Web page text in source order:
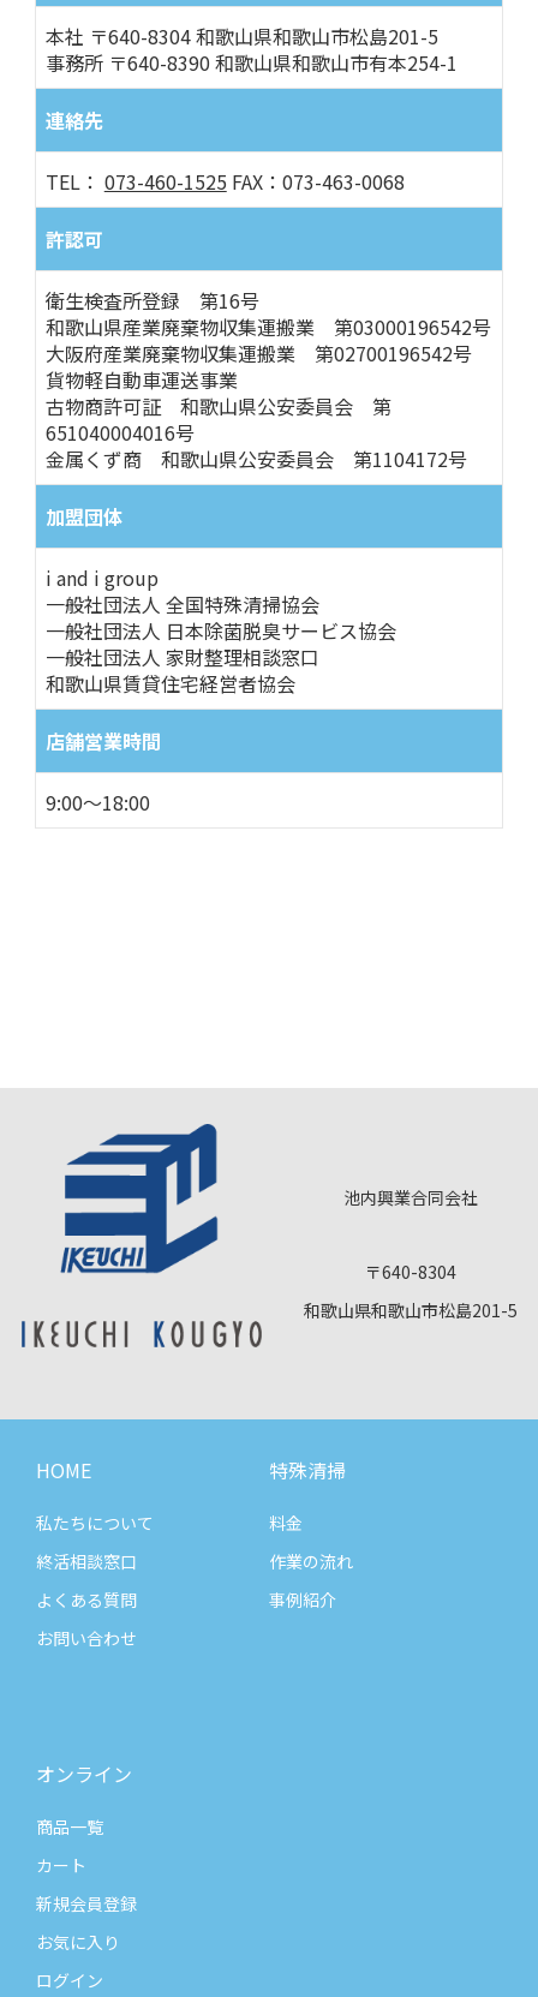
本社 〒640-8304 和歌山県和歌山市松島201-5
事務所 〒640-8390 和歌山県和歌山市有本254-1
連絡先
TEL： 073-460-1525 FAX：073-463-0068
許認可
衛生検査所登録 第16号
和歌山県産業廃棄物収集運搬業 第03000196542号
大阪府産業廃棄物収集運搬業 第02700196542号
貨物軽自動車運送事業
古物商許可証 和歌山県公安委員会 第
651040004016号
金属くず商 和歌山県公安委員会 第1104172号
加盟団体
i and i group
一般社団法人 全国特殊清掃協会
一般社団法人 日本除菌脱臭サービス協会
一般社団法人 家財整理相談窓口
和歌山県賃貸住宅経営者協会
店舗営業時間
9:00～18:00
池内興業合同会社
〒640-8304
和歌山県和歌山市松島201-5
HOME
私たちについて
終活相談窓口
よくある質問
お問い合わせ
特殊清掃
料金
作業の流れ
事例紹介
オンライン
商品一覧
カート
新規会員登録
お気に入り
ログイン